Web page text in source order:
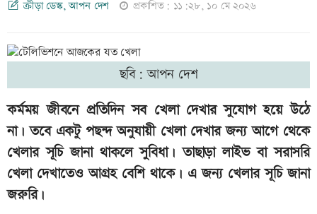
ক্রীড়া ডেস্ক, আপন দেশ প্রকাশিত: ১১:২৮, ১০ মে ২০২৬
ছবি: আপন দেশ
কর্মময় জীবনে প্রতিদিন সব খেলা দেখার সুযোগ হয়ে উঠে
না। তবে একটু পছন্দ অনুযায়ী খেলা দেখার জন্য আগে থেকে
খেলার সূচি জানা থাকলে সুবিধা। তাছাড়া লাইভ বা সরাসরি
খেলা দেখাতেও আগ্রহ বেশি থাকে। এ জন্য খেলার সূচি জানা
জরুরি।